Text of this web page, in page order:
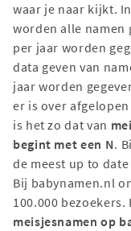
waar je naar kijkt.
worden alle namen
per jaar worden
data geven van
jaar worden
er is over afgelopen
is het zo dat van
begint met een N.
de meest up to
Bij babynamen.nl
100.000
meisjesnamen op